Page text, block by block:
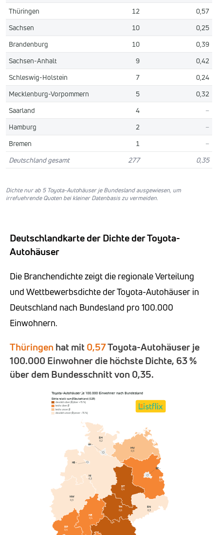
Thüringen
12
0,57
Sachsen
10
0,25
Brandenburg
10
0,39
Sachsen-Anhalt
9
0,42
Schleswig-Holstein
7
0,24
Mecklenburg-Vorpommern
5
0,32
Saarland
4
–
Hamburg
2
–
Bremen
1
–
Deutschland gesamt
277 0,35
Dichte nur ab 5 Toyota-Autohäuser je Bundesland ausgewiesen, um
irrefuehrende Quoten bei kleiner Datenbasis zu vermeiden.
Deutschlandkarte der Dichte der Toyota-
Autohäuser
Die Branchendichte zeigt die regionale Verteilung
und Wettbewerbsdichte der Toyota-Autohäuser in
Deutschland nach Bundesland pro 100.000
Einwohnern.
Thüringen hat mit0,57Toyota-Autohäuser je
100.000 Einwohner die höchste Dichte, 63 %
über dem Bundesschnitt von 0,35.
Toyota-Autohäuser je 100.000 Einwohner nach Bundesland
Dichte relativ zum Ø Deutschland (0,35)
deutlich über Ø (über +15 %)
leicht über Ø
leicht unter Ø
deutlich unter Ø (unter −15 %)
BB
0,4
HE
0,4
MV
0,3
NI
0,3
NW
0,3
RP
0,4
ST
0,4
SN
0,3
SH
0,2
TH
0,6
BE–
HB–
HH–